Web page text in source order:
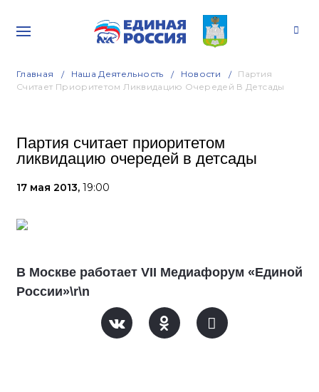
Главная Наша Деятельность Новости
Партия
Считает Приоритетом Ликвидацию Очередей В Детсады
Партия считает приоритетом
ликвидацию очередей в детсады
17 мая 2013, 19:00
В Москве работает VII Медиафорум «Единой
России»\r\n